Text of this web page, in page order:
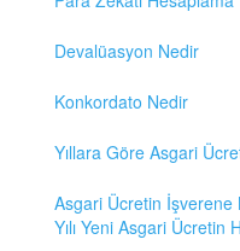
Devalüasyon Nedir
Konkordato Nedir
Yıllara Göre Asgari
Asgari Ücretin
Yılı Yeni Asgari Ücretin